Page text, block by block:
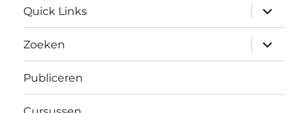
Quick Links
Zoeken
Publiceren